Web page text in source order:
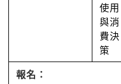
使用
與消
費決
策
報名：